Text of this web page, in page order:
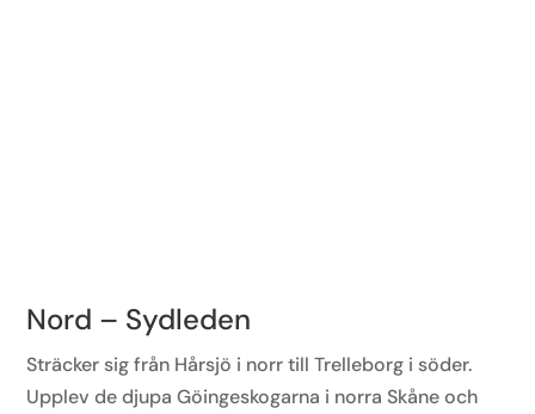
Nord – Sydleden
Sträcker sig från Hårsjö i norr till Trelleborg i söder.
Upplev de djupa Göingeskogarna i norra Skåne och